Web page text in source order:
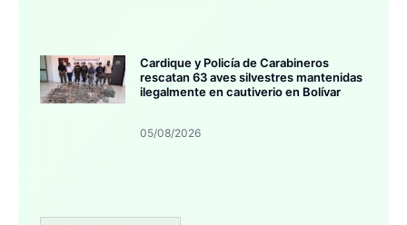
Cardique y Policía de Carabineros
rescatan 63 aves silvestres mantenidas
ilegalmente en cautiverio en Bolívar
05/08/2026